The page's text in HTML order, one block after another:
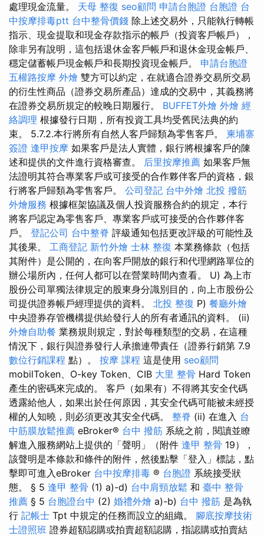
處理現金流量。 天母 整復 seo顧問 申請台胞證 台胞證 台
中按摩排毒ptt 台中整骨價錢 除上述交易外，只能執行轉帳
指示、現金提取和現金存款指示的帳戶（投資客戶帳戶），
除非另有說明，這包括退休金客戶帳戶和退休金現金帳戶、
穩定儲蓄帳戶現金帳戶和長期投資現金帳戶。 申請台胞證
五權路按摩 外燴 雙方可以約定，在就適合證券交易所交易
的衍生性商品（證券交易所產品）達成的交易中，其義務將
在證券交易所規定的較晚日期履行。 BUFFET外燴 外燴 經
絡調理 根據發行日期，所有投資工具均受舊民法典的約
束。 5.7.2.本行將所有自然人客戶歸類為零售客戶。 柬埔寨
簽證 逢甲按摩 如果客戶是法人實體，銀行將根據客戶的陳
述和提供的文件進行資格審查。 后里按摩推薦 如果客戶無
法證明其符合專業客戶或可接受的合作夥伴客戶的資格，銀
行將客戶歸類為零售客戶。 公司登記 台中外燴 北投 撥筋
外燴服務 根據框架協議及個人投資服務合約的規定，本行
將客戶認定為零售客戶、專業客戶或可接受的合作夥伴客
戶。 登記公司 台中整脊 評級通知包括更改評級的可能性及
其後果。 工商登記 新竹外燴 士林 整復 本業務條款（包括
其附件）是公開的，在向客戶開放的銀行和代理網路單位的
辦公場所內，任何人都可以在營業時間內查看。 U) 為上市
股份公司單獨法律規定的股東身分識別目的，向上市股份公
司提供證券帳戶經理提供的資料。 北投 整復 P) 餐廳外燴
中央證券存管機構提供給發行人的所有者通訊的資料。 (ii)
外燴自助餐 業務規則規定，對於每種類型的交易，在這種
情況下，銀行與證券發行人承擔連帶責任（證券行銷第 7.9
數位行銷課程 點）。 按摩 課程 這是使用 seo顧問
mobilToken、O-key Token、CIB 大里 整骨 Hard Token
產生的密碼來完成的。 客戶（如果有）不得將其安全代碼
透露給他人，如果出於任何原因，其安全代碼可能被未經授
權的人知曉，則必須更改其安全代碼。 整脊 (ii) 在進入 台
中筋膜放鬆推薦 eBroker® 台中 撥筋 系統之前，閱讀並瞭
解進入服務網站上提供的「聲明」（附件 逢甲 整骨 19），
該聲明是本條款和條件的附件，然後點擊「登入」標誌，點
擊即可進入eBroker 台中按摩排毒 ® 台胞證 系統接受狀
態。 § 5 逢甲 整骨 (1) a)-d) 台中肩頸放鬆 和 臺中 整骨
推薦 § 5 台胞證台中 (2) 婚禮外燴 a)-b) 台中 撥筋 是為執
行 記帳士 Tpt 中規定的任務而設立的組織。 腳底按摩技術
士證照班 證券超額認購或拍賣超額認購，指認購或拍賣結